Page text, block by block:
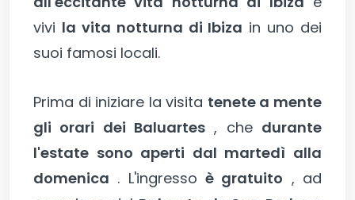
vivi la vita notturna di Ibiza in uno dei
suoi famosi locali.
Prima di iniziare la visita tenete a mente
gli orari dei Baluartes , che durante
l'estate sono aperti dal martedì alla
domenica . L'ingresso è gratuito , ad